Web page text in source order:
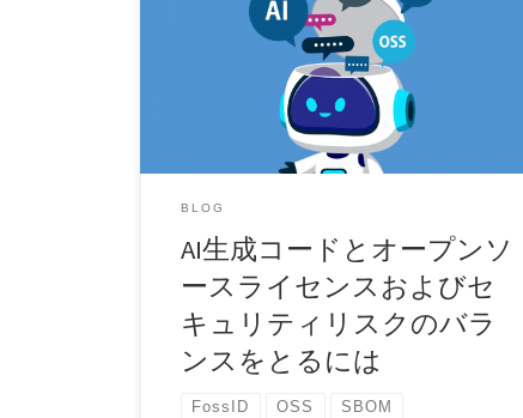
はじめに 生成AI技術はソフトウェア開発を革新
し、開発者がより効率的かつ効果的にコードを書
BLOG
AI生成コードとオープンソ
ースライセンスおよびセ
キュリティリスクのバラ
ンスをとるには
FossID OSS SBOM